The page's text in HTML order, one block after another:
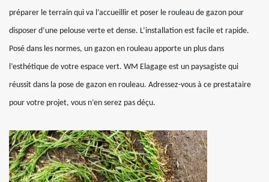
préparer le terrain qui va l’accueillir et poser le rouleau de gazon pour
disposer d’une pelouse verte et dense. L’installation est facile et rapide.
Posé dans les normes, un gazon en rouleau apporte un plus dans
l’esthétique de votre espace vert. WM Elagage est un paysagiste qui
réussit dans la pose de gazon en rouleau. Adressez-vous à ce prestataire
pour votre projet, vous n’en serez pas déçu.